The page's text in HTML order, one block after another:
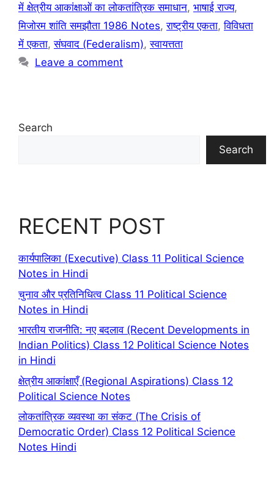
में क्षेत्रीय आकांक्षाओं का लोकतांत्रिक समाधान, भाषाई राज्य,
मिजोरम शांति समझौता 1986 Notes,राष्ट्रीय एकता,विविधता
में एकता,संघवाद (Federalism),स्वायत्तता
Leave a comment
Search
Search
RECENT POST
कार्यपालिका (Executive) Class 11 Political Science
Notes in Hindi
चुनाव और प्रतिनिधित्व Class 11 Political Science
Notes in Hindi
भारतीय राजनीति: नए बदलाव (Recent Developments in
Indian Politics) Class 12 Political Science Notes
in Hindi
क्षेत्रीय आकांक्षाएँ (Regional Aspirations) Class 12
Political Science Notes
लोकतांत्रिक व्यवस्था का संकट (The Crisis of
Democratic Order) Class 12 Political Science
Notes Hindi